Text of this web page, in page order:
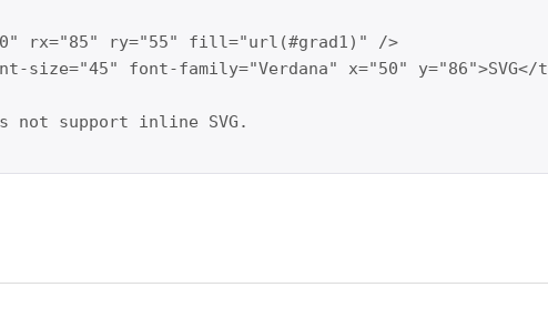
rx="85" ry="55" fill="url(#grad1)" />
font-family="Verdana" x="50" y="86">SVG</t
not support inline SVG.